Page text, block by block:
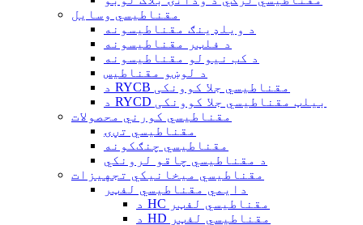
مقناطیسي وسایل
د ویلډینګ مقناطیسونه
د فلټر مقناطیسونه
د کب نیولو مقناطیسونه
د لوښو مقناطیس
د RYCB مقناطیسي جلا کوونکی
د RYCD بیلټ مقناطیسي جلا کوونکی
مقناطیسي کورني محصولات
مقناطیسي تڼۍ
مقناطیسي چنګکونه
د مقناطیسي چاقو لرونکي
مقناطیسي میخانیکي تجهیزات
دایمي مقناطیسي لفټر
د HC مقناطیسي لفټر
د HD مقناطیسي لفټر